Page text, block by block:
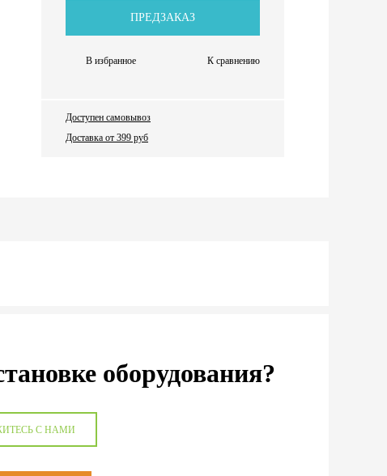
ПРЕДЗАКАЗ
В избранное К сравнению
Доступен самовывоз
Доставка от 399 руб
оборудования?
С НАМИ